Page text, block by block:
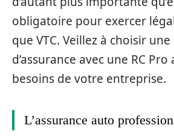
obligatoire pour exercer
que VTC. Veillez à choisir
d’assurance avec une RC
besoins de votre entreprise.
L’assurance auto